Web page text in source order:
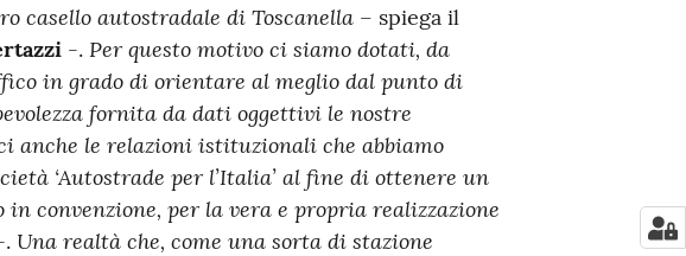
casello autostradale di Toscanella– spiega il
-. Per questo motivo ci siamo dotati, da
in grado di orientare al meglio dal punto di
fornita da dati oggettivi le nostre
anche le relazioni istituzionali che abbiamo
‘Autostrade per l’Italia’ al fine di ottenere un
convenzione, per la vera e propria realizzazione
Una realtà che, come una sorta di stazione